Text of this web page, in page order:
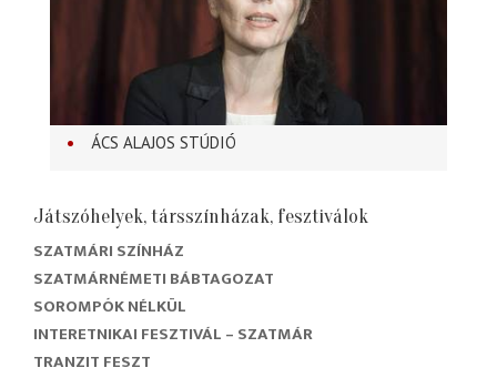
ÁCS ALAJOS STÚDIÓ
Játszóhelyek, társszínházak, fesztiválok
SZATMÁRI SZÍNHÁZ
SZATMÁRNÉMETI BÁBTAGOZAT
SOROMPÓK NÉLKÜL
INTERETNIKAI FESZTIVÁL – SZATMÁR
TRANZIT FESZT